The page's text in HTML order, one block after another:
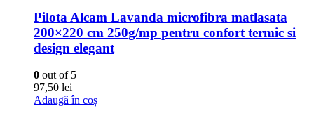
Pilota Alcam Lavanda microfibra matlasata
200×220 cm 250g/mp pentru confort termic si
design elegant
0 out of 5
97,50 lei
Adaugă în coș